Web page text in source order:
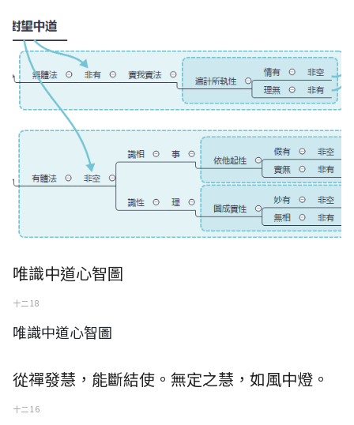
唯識中道心智圖
十二 18
唯識中道心智圖
從禪發慧，能斷結使。無定之慧，如風中燈。
十二 16